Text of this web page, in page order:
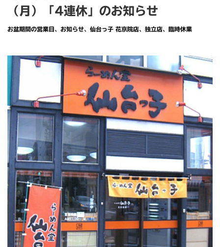
（月）「4連休」のお知らせ
お盆期間の営業日、 お知らせ、 仙台っ子 花京院店、 独立店、 臨時休業